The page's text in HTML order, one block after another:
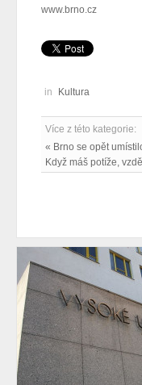
www.brno.cz
in Kultura
Více z této kategorie:
« Brno se opět
Když máš potíže,